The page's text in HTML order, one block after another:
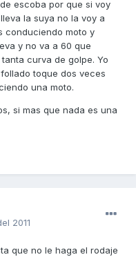
escoba por que si voy
la suya no la voy a
conduciendo moto y
y no va a 60 que
curva de golpe. Yo
toque dos veces
una moto.
si mas que nada es una
2011
que no le haga el rodaje